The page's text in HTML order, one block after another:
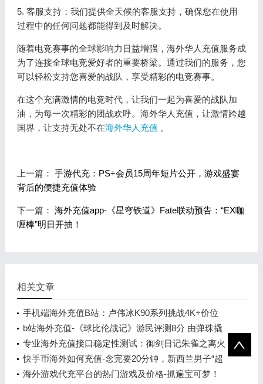
5. 客服支持：我们提供全天候的客服支持，确保您在使用
过程中的任何问题都能得到及时解决。
随着电竞赛事的全球影响力日益增强，海外华人充值服务成
为了连接全球电竞爱好者的重要桥梁。通过我们的服务，您
可以轻松支持您喜爱的战队，享受精彩的电竞赛事。
在这个充满激情的电竞时代，让我们一起为喜爱的战队加
油，为每一次精彩的团战欢呼。海外华人充值，让激情跨越
国界，让支持无处不在海外华人充值 。
上一篇： 手游代充：PS+会员15周年短片公开，游戏盛宴
背后的便捷充值体验
下一篇： 海外充值app-《星穹铁道》Fate联动预告：“EX咖
喱棒”明日开抽！
相关文章
手机端海外充值B站：卢伟冰K90系列挑战4K+价位
b站海外充值-《球比伦战记》游民评测8分 由弹珠撬
动的肉鸽王国
专业海外充值接口稳定性测试：御剑日记朱雀之离火
之主降临
快手币海外如何充值-念完要20分钟，新西兰男子“超
级姓名”创吉尼斯纪录
海外游戏代充平台的热门游戏及价格-抓遍宝可梦！